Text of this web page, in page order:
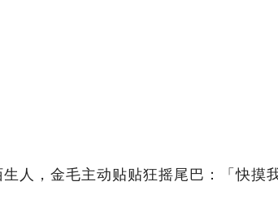
人，金毛主动贴贴狂摇尾巴：「快摸